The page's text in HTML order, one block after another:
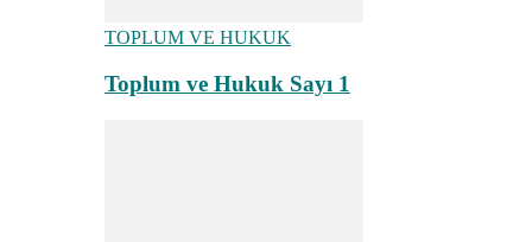
TOPLUM VE HUKUK
Toplum ve Hukuk Sayı 1